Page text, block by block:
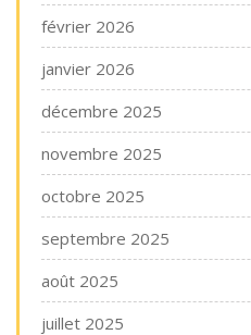
février 2026
janvier 2026
décembre 2025
novembre 2025
octobre 2025
septembre 2025
août 2025
juillet 2025